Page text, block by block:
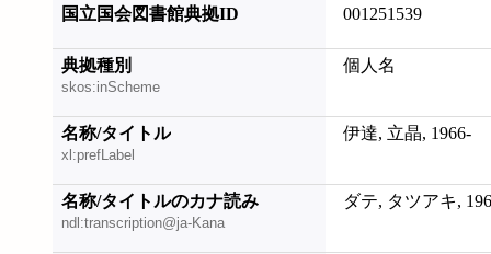
国立国会図書館典拠ID 001251539
典拠種別
skos:inScheme
個人名
名称/タイトル
xl:prefLabel
伊達, 立晶, 1966-
名称/タイトルのカナ読み
ndl:transcription@ja-Kana
ダテ, タツアキ,